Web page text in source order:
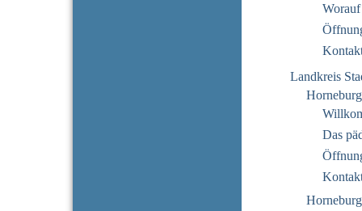
Landkreis
Das